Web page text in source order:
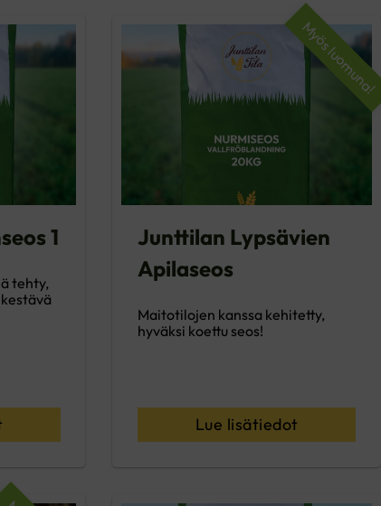
1
tehty,
Myös luomuna!
Junttilan Lypsävien
Apilaseos
Maitotilojen kanssa kehitetty,
hyväksi koettu seos!
Lue lisätiedot